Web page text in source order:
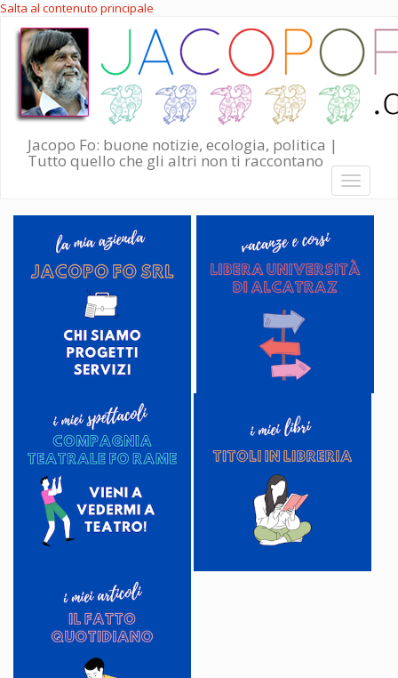
Salta al contenuto principale
Jacopo Fo: buone notizie, ecologia, politica |
Tutto quello che gli altri non ti raccontano
Toggle